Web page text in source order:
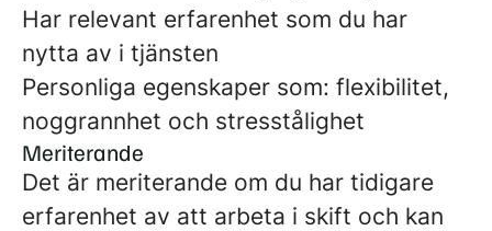
Har relevant erfarenhet som du har
nytta av i tjänsten
Personliga egenskaper som: flexibilitet,
noggrannhet och stresstålighet
Meriterande
Det är meriterande om du har tidigare
erfarenhet av att arbeta i skift och kan